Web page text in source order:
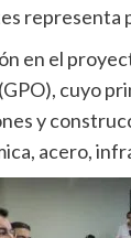
representa
en el
cuyo
y
acero,